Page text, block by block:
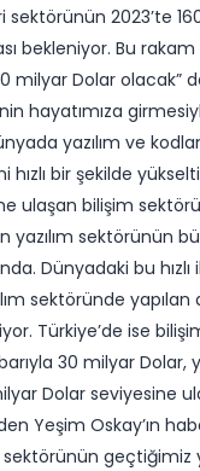
sektörünün 2023’te
bekleniyor. Bu rakam
milyar Dolar olacak”
hayatımıza
yazılım ve
bir şekilde
ulaşan bilişim
yazılım sektörünün
Dünyadaki bu hızlı
sektöründe yapılan
Türkiye’de ise
30 milyar Dolar,
Dolar seviyesine
Yeşim Oskay’ın
sektörünün geçtiğimiz